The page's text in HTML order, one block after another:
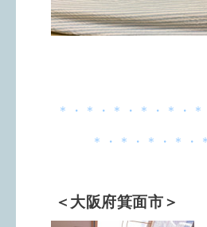
＊・＊・＊・＊・＊・
＊・＊・＊・＊・
＜大阪府箕面市＞